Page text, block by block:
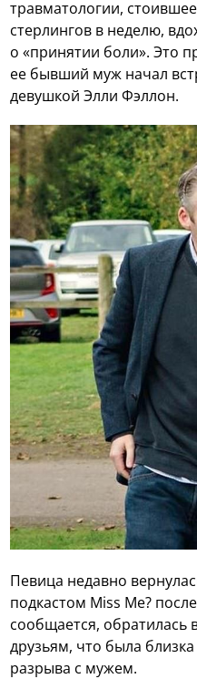
травматологии,
стерлингов в неделю,
о «принятии боли». Это
ее бывший муж начал
девушкой Элли Фэллон.
Певица недавно
подкастом Miss Me?
сообщается, обратилась
друзьям, что была
разрыва с мужем.